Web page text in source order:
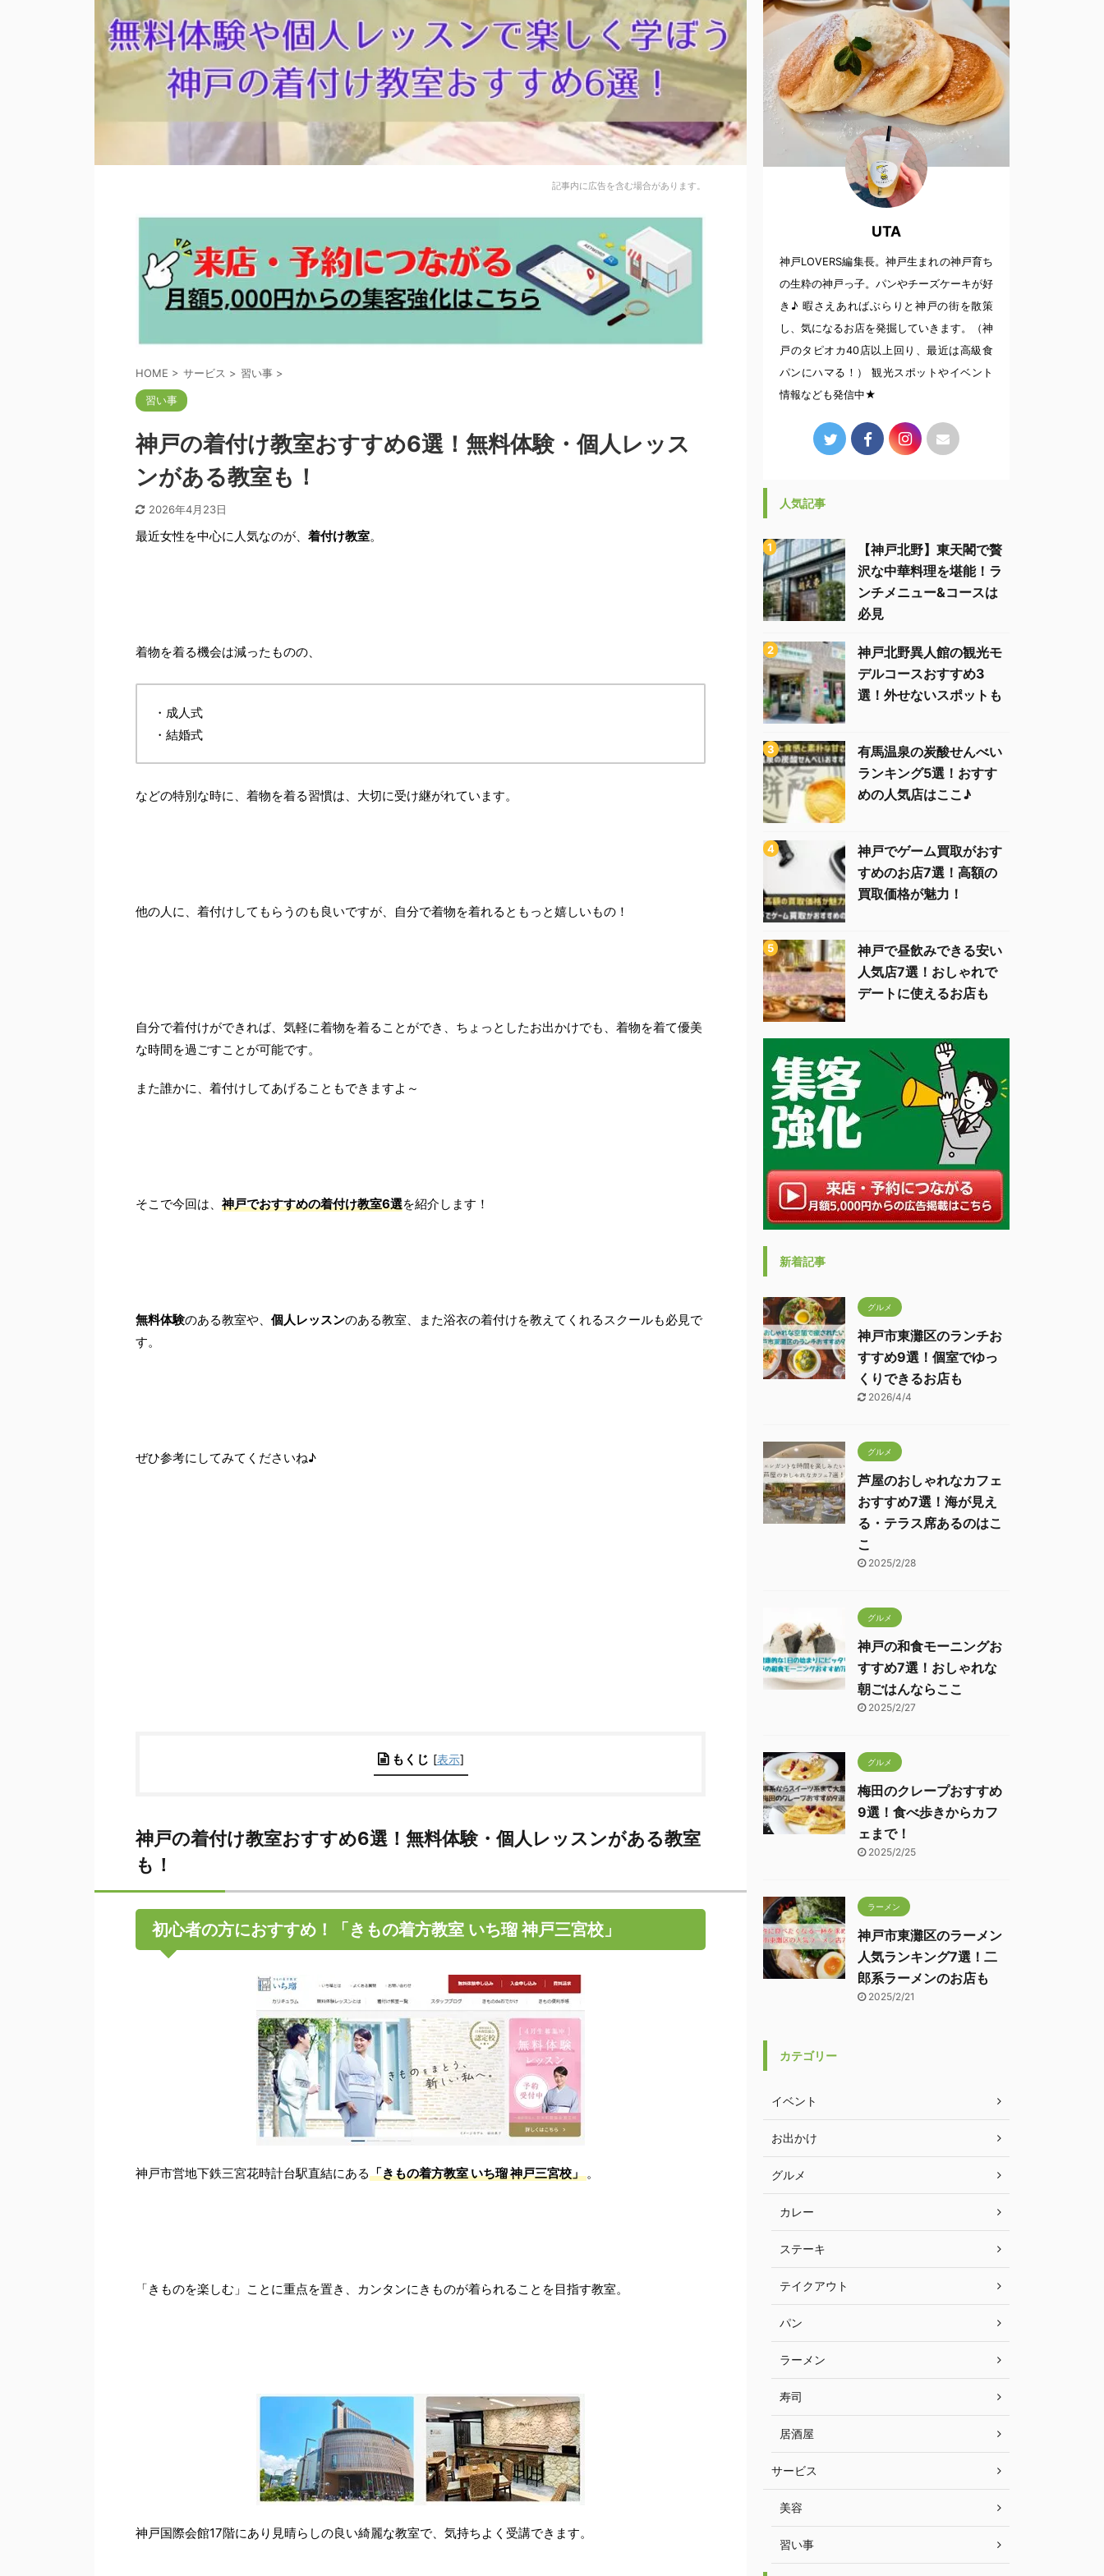
記事内に広告を含む場合があります。
HOME > サービス > 習い事 >
習い事
神戸の着付け教室おすすめ6選！無料体験・個人レッス
ンがある教室も！
2026年4月23日
最近女性を中心に人気なのが、 着付け教室。
着物を着る機会は減ったものの、
・成人式
・結婚式
などの特別な時に、着物を着る習慣は、大切に受け継がれています。
他の人に、着付けしてもらうのも良いですが、自分で着物を着れるともっと嬉しいもの！
自分で着付けができれば、気軽に着物を着ることができ、ちょっとしたお出かけでも、着物を着て優美
な時間を過ごすことが可能です。
また誰かに、着付けしてあげることもできますよ～
そこで今回は、 神戸でおすすめの着付け教室6選を紹介します！
無料体験のある教室や、 個人レッスンのある教室、また浴衣の着付けを教えてくれるスクールも必見で
す。
ぜひ参考にしてみてくださいね♪
もくじ [表示]
神戸の着付け教室おすすめ6選！無料体験・個人レッスンがある教室
も！
初心者の方におすすめ！「きもの着方教室 いち瑠 神戸三宮校」
神戸市営地下鉄三宮花時計台駅直結にある「きもの着方教室 いち瑠 神戸三宮校」。
「きものを楽しむ」ことに重点を置き、カンタンにきものが着られることを目指す教室。
神戸国際会館17階にあり見晴らしの良い綺麗な教室で、気持ちよく受講できます。
UTA
神戸LOVERS編集長。神戸生まれの神戸育ち
の生粋の神戸っ子。パンやチーズケーキが好
き♪ 暇さえあればぶらりと神戸の街を散策
し、気になるお店を発掘していきます。（神
戸のタピオカ40店以上回り、最近は高級食
パンにハマる！） 観光スポットやイベント
情報なども発信中★
人気記事
【神戸北野】東天閣で贅
沢な中華料理を堪能！ラ
ンチメニュー&コースは
必見
神戸北野異人館の観光モ
デルコースおすすめ3
選！外せないスポットも
有馬温泉の炭酸せんべい
ランキング5選！おすす
めの人気店はここ♪
神戸でゲーム買取がおす
すめのお店7選！高額の
買取価格が魅力！
神戸で昼飲みできる安い
人気店7選！おしゃれで
デートに使えるお店も
新着記事
グルメ
神戸市東灘区のランチお
すすめ9選！個室でゆっ
くりできるお店も
2026/4/4
グルメ
芦屋のおしゃれなカフェ
おすすめ7選！海が見え
る・テラス席あるのはこ
こ
2025/2/28
グルメ
神戸の和食モーニングお
すすめ7選！おしゃれな
朝ごはんならここ
2025/2/27
グルメ
梅田のクレープおすすめ
9選！食べ歩きからカフ
ェまで！
2025/2/25
ラーメン
神戸市東灘区のラーメン
人気ランキング7選！二
郎系ラーメンのお店も
2025/2/21
カテゴリー
イベント
お出かけ
グルメ
カレー
ステーキ
テイクアウト
パン
ラーメン
寿司
居酒屋
サービス
美容
習い事